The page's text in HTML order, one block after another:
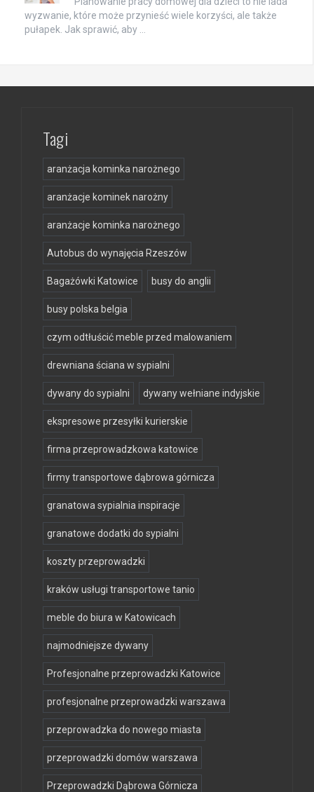
wyzwanie, które może przynieść wiele korzyści, ale także
pułapek. Jak sprawić, aby …
Tagi
aranżacja kominka narożnego
aranżacje kominek narożny
aranżacje kominka narożnego
Autobus do wynajęcia Rzeszów
Bagażówki Katowice busy do anglii
busy polska belgia
czym odtłuścić meble przed malowaniem
drewniana ściana w sypialni
dywany do sypialni dywany wełniane indyjskie
ekspresowe przesyłki kurierskie
firma przeprowadzkowa katowice
firmy transportowe dąbrowa górnicza
granatowa sypialnia inspiracje
granatowe dodatki do sypialni
koszty przeprowadzki
kraków usługi transportowe tanio
meble do biura w Katowicach
najmodniejsze dywany
Profesjonalne przeprowadzki Katowice
profesjonalne przeprowadzki warszawa
przeprowadzka do nowego miasta
przeprowadzki domów warszawa
Przeprowadzki Dąbrowa Górnicza